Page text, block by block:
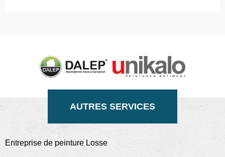
AUTRES SERVICES
Entreprise de peinture Losse